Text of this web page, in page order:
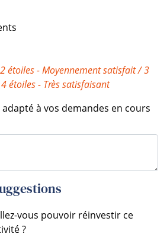
étoiles - Moyennement satisfait /3
4 étoiles - Très satisfaisant
à vos demandes en cours
vous pouvoir réinvestir ce
?